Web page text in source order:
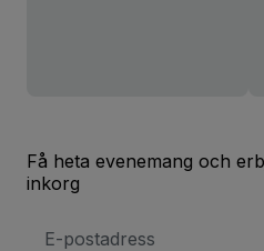
Få heta evenemang och
inkorg
postadress